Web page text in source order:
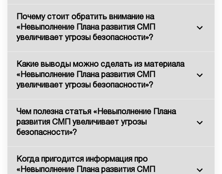
Почему стоит обратить внимание на
«Невыполнение Плана развития СМП
увеличивает угрозы безопасности»?
Какие выводы можно сделать из материала
«Невыполнение Плана развития СМП
увеличивает угрозы безопасности»?
Чем полезна статья «Невыполнение Плана
развития СМП увеличивает угрозы
безопасности»?
Когда пригодится информация про
«Невыполнение Плана развития СМП